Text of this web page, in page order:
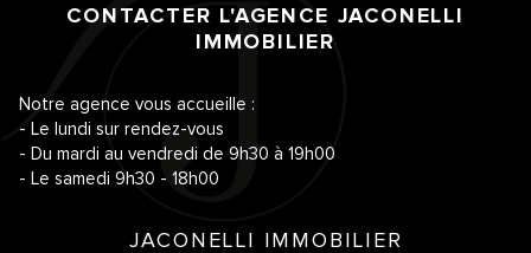
CONTACTER L'AGENCE JACONELLI
IMMOBILIER
Notre agence vous accueille :
- Le lundi sur rendez-vous
- Du mardi au vendredi de 9h30 à 19h00
- Le samedi 9h30 - 18h00
JACONELLI IMMOBILIER